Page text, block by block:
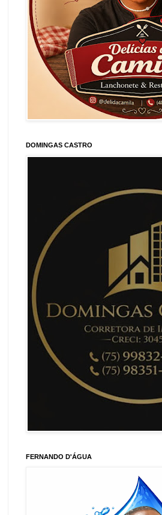
DOMINGAS CASTRO
FERNANDO D'ÁGUA